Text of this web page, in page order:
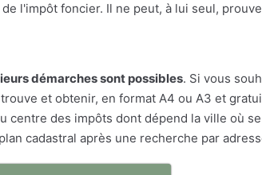
l'impôt foncier. Il ne peut, à lui seul,
démarches sont possibles. Si vous
et obtenir, en format A4 ou A3 et
des impôts dont dépend la ville où
cadastral après une recherche par